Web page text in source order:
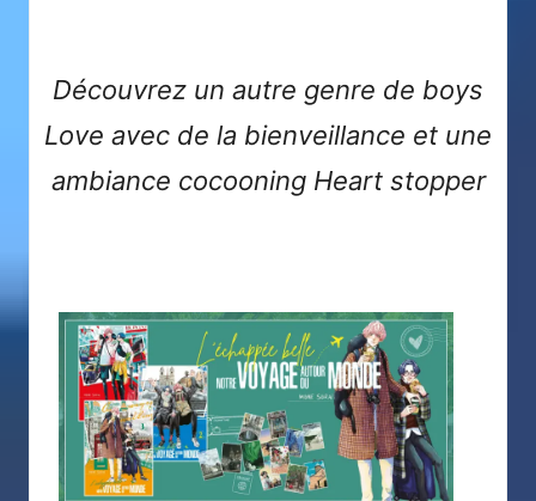
Découvrez un autre genre de boys
Love avec de la bienveillance et une
ambiance cocooning Heart stopper